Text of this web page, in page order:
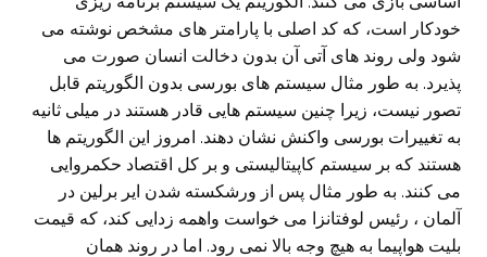
خودکار است، که کد اصلی‌ با پارامتر های مشخص نوشته می‌
شود ولی‌ روند های آتی آن بدون دخالت انسان صورت می‌
پذیرد. به طور مثال سیستم های بورسی بدون الگوریتم قابل
تصور نیست، زیرا چنین سیستم هایی‌ قادر هستند در میلی‌ ثانیه
به تغییرات بورسی واکنش نشان دهند. امروز این الگوریتم ها
هستند که بر سیستم کاپیتالیستی و بر کل اقتصاد حکمروایی
می‌ کنند. به طور مثال پس از ورشکسته شدن ایر برلین در
آلمان ، رئیس لوفتانزا می‌ خواست واهمه زدایی کند، که قیمت
بلیت هواپیما به هیچ وجه بالا نمی رود. اما در روند همان